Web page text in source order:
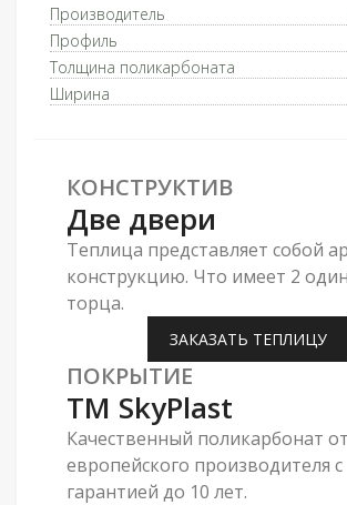
Производитель
Профиль
Толщина поликарбоната
Ширина
КОНСТРУКТИВ
Две двери
Теплица представляет собой
конструкцию. Что имеет 2
торца.
ЗАКАЗАТЬ ТЕПЛИЦУ
ПОКРЫТИЕ
ТМ SkyPlast
Качественный поликарбонат от
европейского производителя с
гарантией до 10 лет.